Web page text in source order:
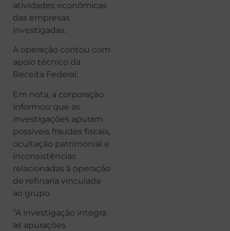
atividades econômicas
das empresas
investigadas.
A operação contou com
apoio técnico da
Receita Federal.
Em nota, a corporação
informou que as
investigações apuram
possíveis fraudes fiscais,
ocultação patrimonial e
inconsistências
relacionadas à operação
de refinaria vinculada
ao grupo.
“A investigação integra
as apurações